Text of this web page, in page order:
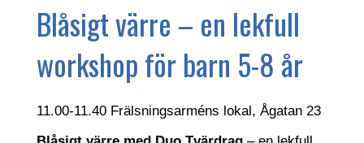
Blåsigt värre – en lekfull
workshop för barn 5-8 år
11.00-11.40 Frälsningsarméns lokal, Ågatan 23